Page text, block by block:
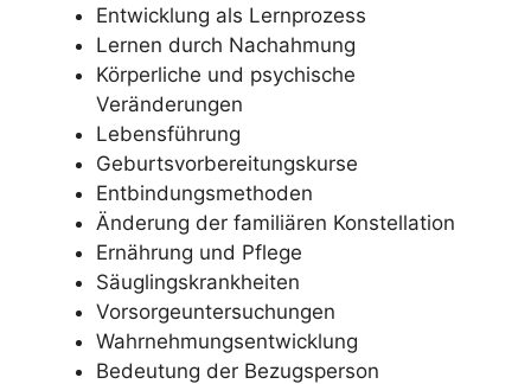
Entwicklung als Lernprozess
Lernen durch Nachahmung
Körperliche und psychische
Veränderungen
Lebensführung
Geburtsvorbereitungskurse
Entbindungsmethoden
Änderung der familiären Konstellation
Ernährung und Pflege
Säuglingskrankheiten
Vorsorgeuntersuchungen
Wahrnehmungsentwicklung
Bedeutung der Bezugsperson